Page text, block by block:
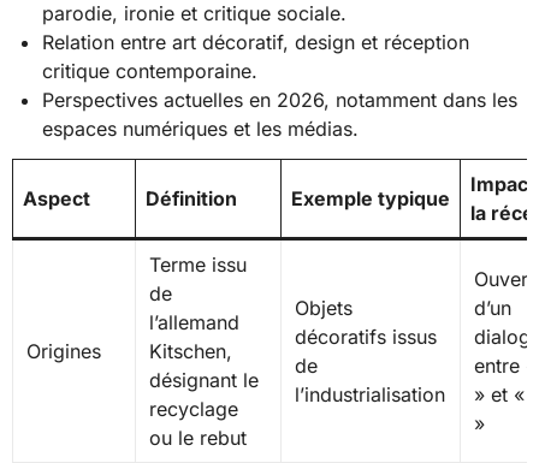
parodie, ironie et critique sociale.
Relation entre art décoratif, design et réception
critique contemporaine.
Perspectives actuelles en 2026, notamment dans les
espaces numériques et les médias.
Aspect Définition Exemple typique
la
Origines
Terme issu
de
l’allemand
Kitschen,
désignant le
recyclage
ou le rebut
Objets
décoratifs issus
de
l’industrialisation
d’un
entre
» et «
»